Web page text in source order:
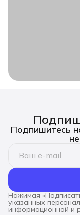
Подпишитесь
Нажимая
указанных
информационной и